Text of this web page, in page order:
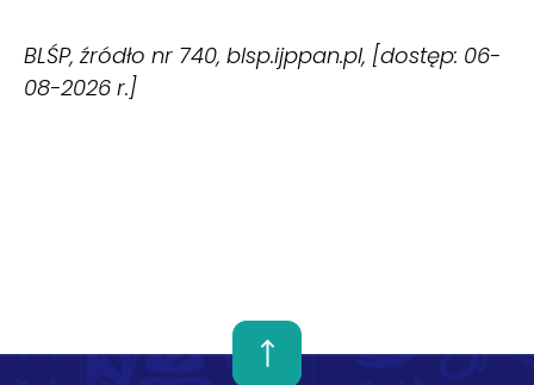
BLŚP, źródło nr 740, blsp.ijppan.pl, [dostęp: 06-
08-2026 r.]